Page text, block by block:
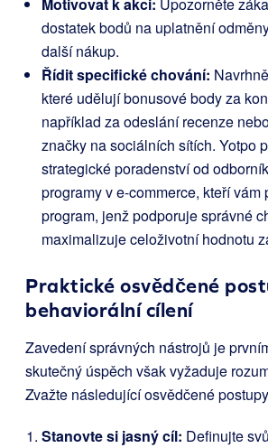
Motivovat k akci: Upozorněte
dostatek bodů na uplatnění
další nákup.
Řídit specifické chování:
které udělují bonusové body za
například za odeslání recenze
značky na sociálních sítích. Yotpo
strategické poradenství od
programy v e-commerce, kteří vám
program, jenž podporuje správné
maximalizuje celoživotní hodnotu
Praktické osvědčené
behaviorální cílení
Zavedení správných nástrojů je
skutečný úspěch však vyžaduje
Zvažte následující osvědčené
Stanovte si jasný cíl: Definujte